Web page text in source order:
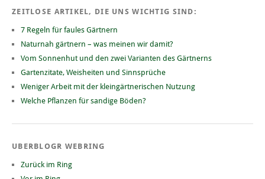
ZEITLOSE ARTIKEL, DIE UNS WICHTIG SIND:
7 Regeln für faules Gärtnern
Naturnah gärtnern – was meinen wir damit?
Vom Sonnenhut und den zwei Varianten des Gärtnerns
Gartenzitate, Weisheiten und Sinnsprüche
Weniger Arbeit mit der kleingärtnerischen Nutzung
Welche Pflanzen für sandige Böden?
UBERBLOGR WEBRING
Zurück im Ring